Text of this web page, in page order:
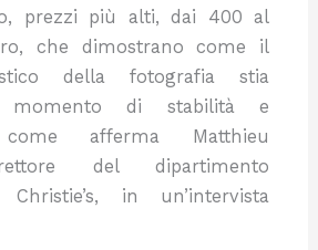
prezzi più alti, dai 400 al
che dimostrano come il
della fotografia stia
momento di stabilità e
come afferma Matthieu
del dipartimento
in un’intervista